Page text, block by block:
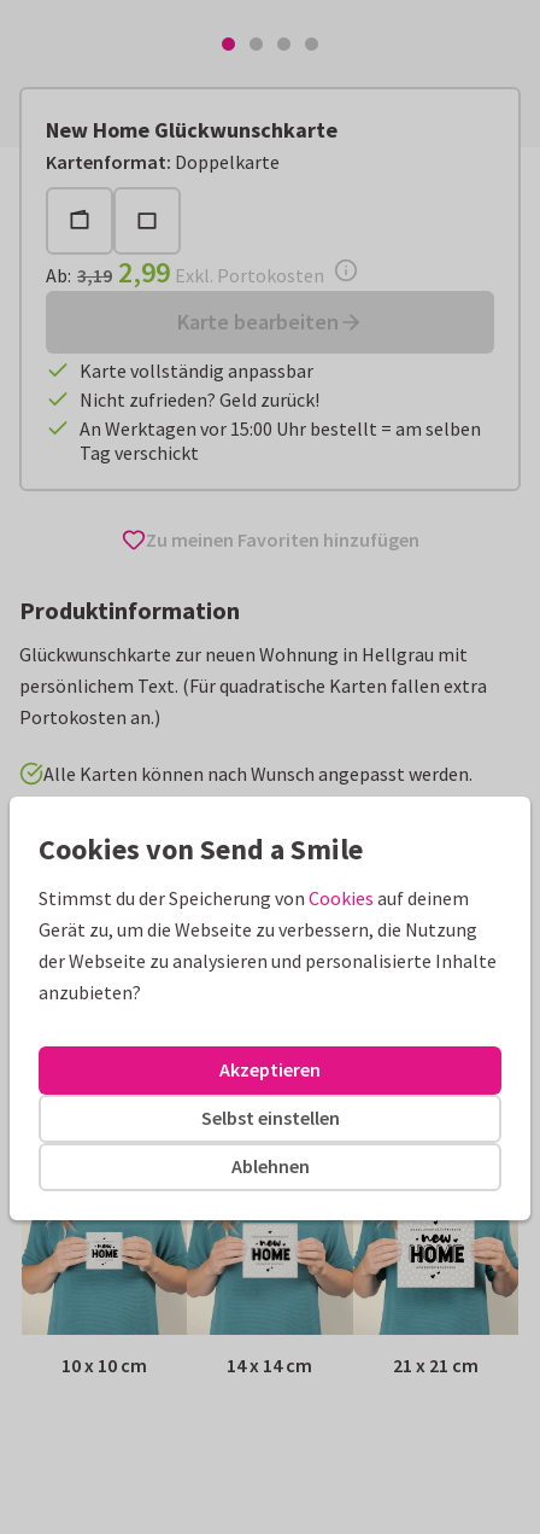
New Home Glückwunschkarte
Kartenformat: Doppelkarte
Ab:€ 2,99Exkl. Portokosten
Ab: 3,19 2,99 Exkl. Portokosten
Karte bearbeiten
Karte vollständig anpassbar
Nicht zufrieden? Geld zurück!
An Werktagen vor 15:00 Uhr bestellt = am selben
Tag verschickt
Zu meinen Favoriten hinzufügen
Produktinformation
Glückwunschkarte zur neuen Wohnung in Hellgrau mit
persönlichem Text. (Für quadratische Karten fallen extra
Portokosten an.)
Alle Karten können nach Wunsch angepasst werden.
Glückwunschkarten AnoukS Einzug
Eigenschaften dieser Karte
Papiersorte: Wähle aus 6 hochwertigen Papiersorten
Adresse: Rückseite der Karte
Größen
10 x 10 cm 14 x 14 cm 21 x 21 cm
Cookies von Send a Smile
Stimmst du der Speicherung von Cookies auf deinem
Gerät zu, um die Webseite zu verbessern, die Nutzung
der Webseite zu analysieren und personalisierte Inhalte
anzubieten?
Ablehnen
Selbst einstellen
Akzeptieren